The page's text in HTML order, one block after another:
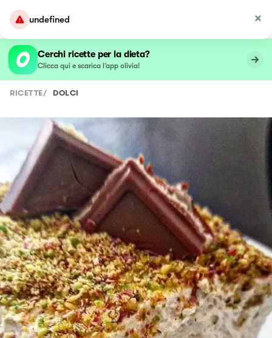
undefined
Cerchi ricette per la dieta?
Clicca qui e scarica l’app olivia!
RICETTE/ DOLCI